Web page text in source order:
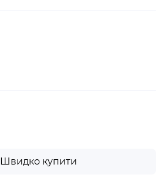
Швидко купити